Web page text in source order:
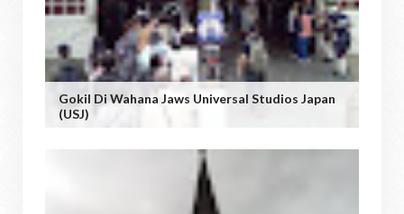
Gokil Di Wahana Jaws Universal Studios Japan
(USJ)